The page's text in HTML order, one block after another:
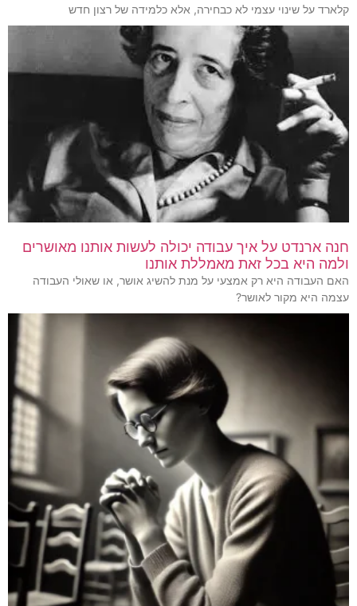
קלארד על שינוי עצמי לא כבחירה, אלא כלמידה של רצון חדש
חנה ארנדט על איך עבודה יכולה לעשות אותנו מאושרים
ולמה היא בכל זאת מאמללת אותנו
האם העבודה היא רק אמצעי על מנת להשיג אושר, או שאולי העבודה
עצמה היא מקור לאושר?